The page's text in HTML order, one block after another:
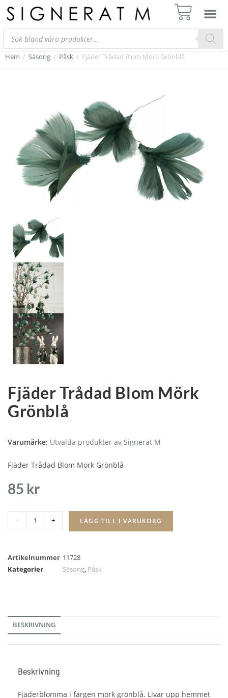
Hem / Säsong / Påsk / Fjäder Trådad Blom Mörk Grönblå
Fjäder Trådad Blom Mörk
Grönblå
Varumärke: Utvalda produkter av Signerat M
Fjäder Trådad Blom Mörk Grönblå
85 kr
- + LÄGG TILL I VARUKORG
Artikelnummer 11728
Kategorier
Säsong, Påsk
BESKRIVNING
Beskrivning
Fjäderblomma i färgen mörk grönblå. Livar upp hemmet